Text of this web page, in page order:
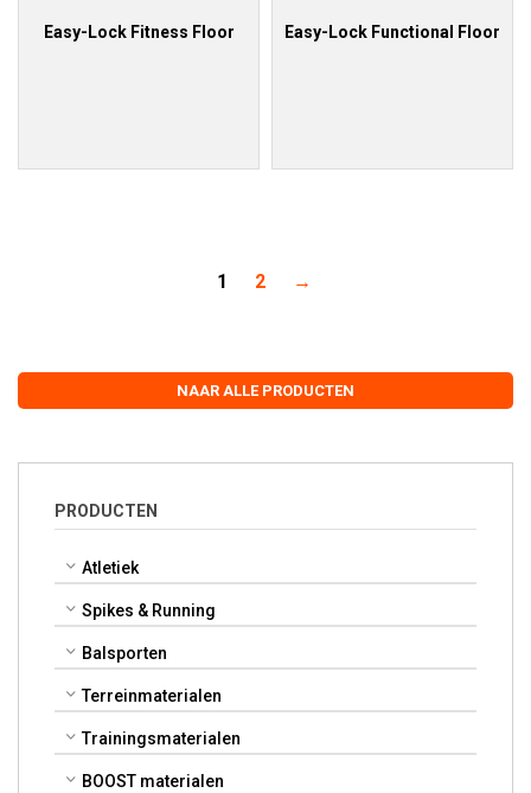
NAAR ALLE PRODUCTEN
PRODUCTEN
Atletiek
Spikes & Running
Balsporten
Terreinmaterialen
Trainingsmaterialen
BOOST materialen
Easy-Lock Fitness Floor Easy-Lock Functional Floor
1 2 →